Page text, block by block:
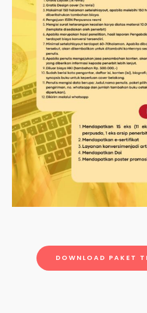
DOWNLOAD PAKET